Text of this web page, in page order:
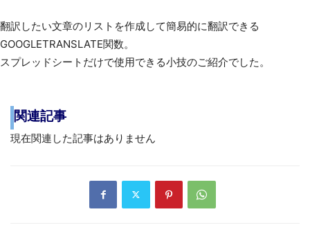
翻訳したい文章のリストを作成して簡易的に翻訳できる
GOOGLETRANSLATE関数。
スプレッドシートだけで使用できる小技のご紹介でした。
関連記事
現在関連した記事はありません